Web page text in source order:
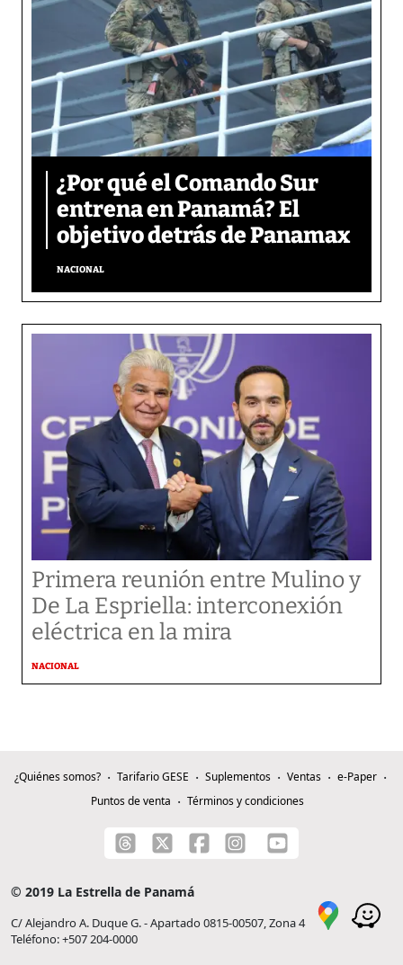
¿Por qué el Comando Sur
entrena en Panamá? El
objetivo detrás de Panamax
NACIONAL
Primera reunión entre Mulino y
De La Espriella: interconexión
eléctrica en la mira
NACIONAL
¿Quiénes somos? Tarifario GESE Suplementos Ventas
e-Paper
Puntos de venta
Términos y condiciones
© 2019 La Estrella de Panamá
C/ Alejandro A. Duque G. - Apartado 0815-00507, Zona 4
Teléfono: +507 204-0000